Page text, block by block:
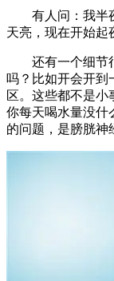
有人问：我半夜
天亮，现在开始起
还有一个细节很
吗？比如开会开到
区。这些都不是
你每天喝水量没什
的问题，是膀胱神